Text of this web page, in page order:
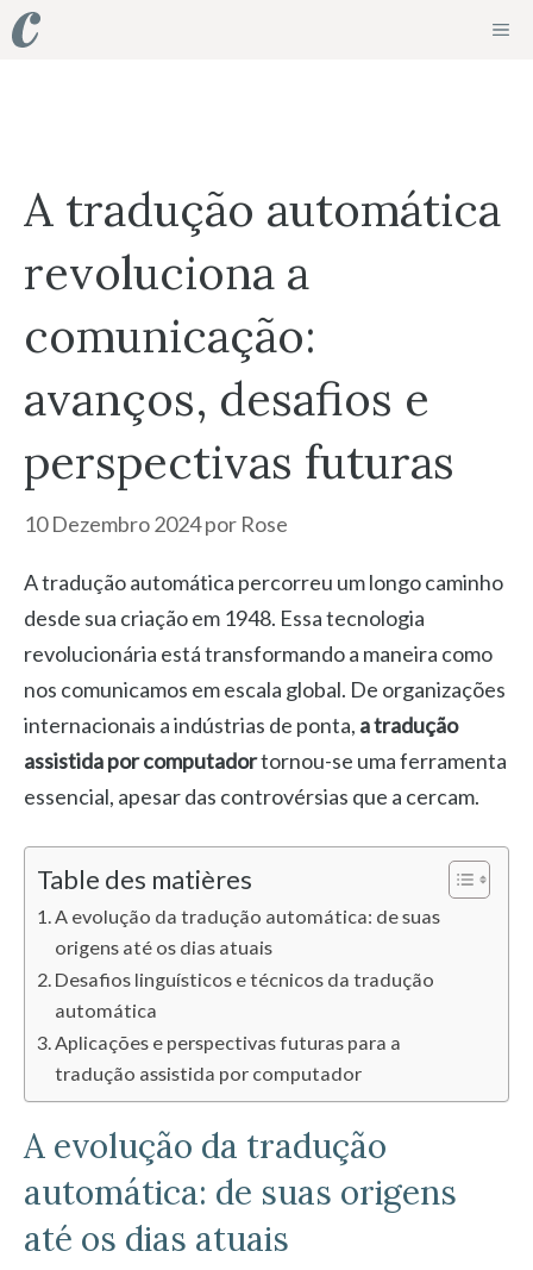
Saltar
para
A tradução automática
revoluciona a
comunicação:
avanços, desafios e
perspectivas futuras
10 Dezembro 2024por Rose
A tradução automática percorreu um longo caminho
desde sua criação em 1948. Essa tecnologia
revolucionária está transformando a maneira como
nos comunicamos em escala global. De organizações
internacionais a indústrias de ponta, a tradução
assistida por computadortornou-se uma ferramenta
essencial, apesar das controvérsias que a cercam.
Table des matières
A evolução da tradução automática: de suas
origens até os dias atuais
Desafios linguísticos e técnicos da tradução
automática
Aplicações e perspectivas futuras para a
tradução assistida por computador
A evolução da tradução
automática: de suas origens
até os dias atuais